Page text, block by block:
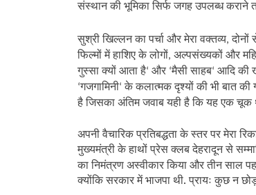
संस्थान की भूमिका सिर्फ जगह उपलब्ध कराने
सुश्री खिल्लन का पर्चा और मेरा वक्तव्य,
फिल्मों में हाशिए के लोगों, अल्पसंख्यकों और
गुस्सा क्यों आता है‘ और ‘मैसी साहब‘ आदि की
‘गजगामिनी‘के कलात्मक दृश्यों की भी बात की
है जिसका अंतिम जवाब यही है कि यह एक चूक
अपनी वैचारिक प्रतिबद्धता के स्तर पर मेरा
मुख्यमंत्री के हाथों प्रेस क्लब देहरादून से
का निमंत्रण अस्वीकार किया और तीन साल
क्योंकि सरकार में भाजपा थी. प्रायः कुछ न